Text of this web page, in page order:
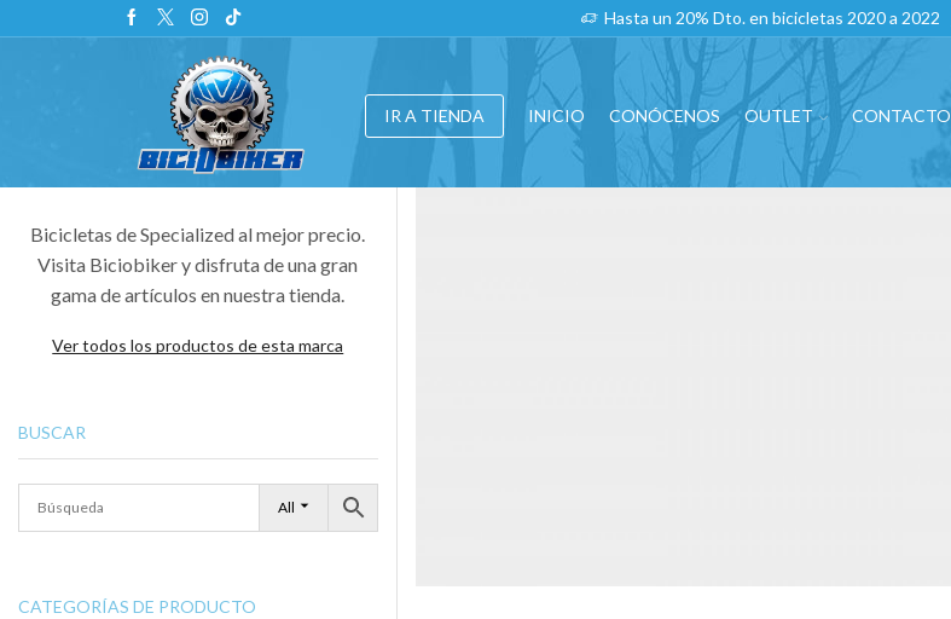
Hasta un 20% Dto. en bicicletas 2020 a 2022
IR A TIENDA INICIO CONÓCENOS OUTLET CONTACTO
Bicicletas de Specialized al mejor precio.
Visita Biciobiker y disfruta de una gran
gama de artículos en nuestra tienda.
Ver todos los productos de esta marca
BUSCAR
All
CATEGORÍAS DE PRODUCTO